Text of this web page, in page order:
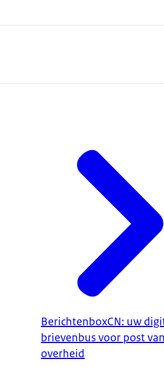
BerichtenboxCN: uw
brievenbus voor post
overheid